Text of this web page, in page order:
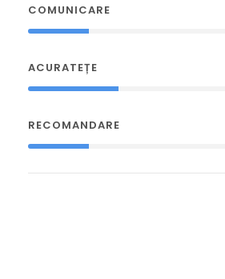
COMUNICARE
ACURATEȚE
RECOMANDARE